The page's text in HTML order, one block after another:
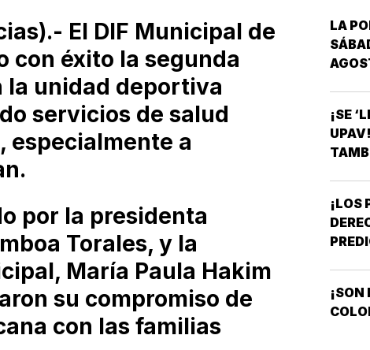
El DIF Municipal de
con éxito la segunda
la unidad deportiva
servicios de salud
especialmente a
por la presidenta
Torales, y la
María Paula Hakim
su compromiso de
con las familias
LA
¡SE
¡LOS
¡SON